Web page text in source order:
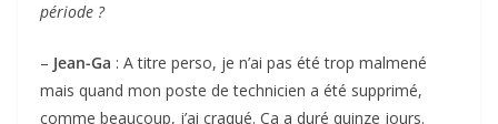
période ?
– Jean-Ga : A titre perso, je n’ai pas été trop malmené
mais quand mon poste de technicien a été supprimé,
comme beaucoup, j’ai craqué. Ça a duré quinze jours.